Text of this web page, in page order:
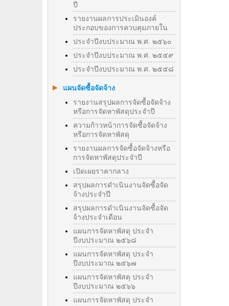
ปี
รายงานผลการประเมินองค์
ประกอบของการควบคุมภายใน
ประจำปีงบประมาณ พ.ศ. ๒๕๖๐
ประจำปีงบประมาณ พ.ศ. ๒๕๕๙
ประจำปีงบประมาณ พ.ศ. ๒๕๕๘
แผนจัดซื้อจัดจ้าง
รายงานสรุปผลการจัดซื้อจัดจ้าง
หรือการจัดหาพัสดุประจำปี
ความก้าวหน้าการจัดซื้อจัดจ้าง
หรือการจัดหาพัสดุ
รายงานผลการจัดซื้อจัดจ้างหรือ
การจัดหาพัสดุประจําปี
เปิดเผยราคากลาง
สรุปผลการดำเนินงานจัดซื้อจัด
จ้างประจำปี
สรุปผลการดำเนินงานจัดซื้อจัด
จ้างประจำเดือน
แผนการจัดหาพัสดุ ประจำ
ปีงบประมาณ ๒๕๖๘
แผนการจัดหาพัสดุ ประจำ
ปีงบประมาณ ๒๕๖๗
แผนการจัดหาพัสดุ ประจำ
ปีงบประมาณ ๒๕๖๖
แผนการจัดหาพัสดุ ประจำ